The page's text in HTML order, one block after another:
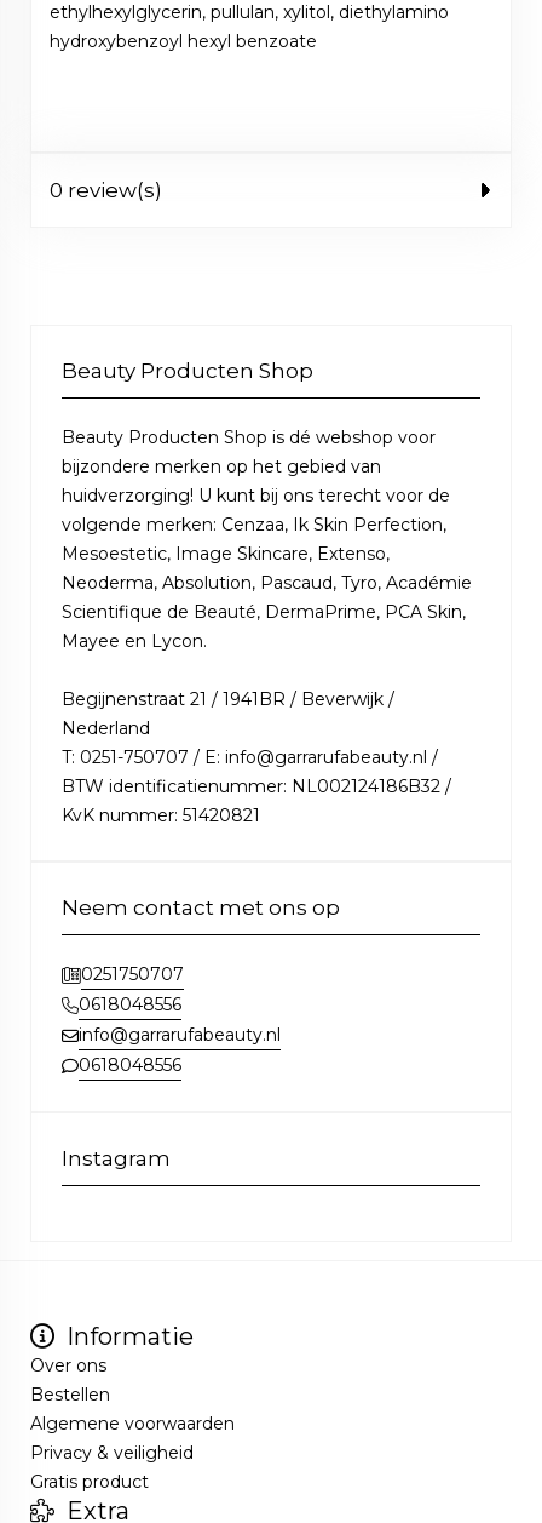
ethylhexylglycerin, pullulan, xylitol, diethylamino
hydroxybenzoyl hexyl benzoate
0 review(s)
Beauty Producten Shop
Beauty Producten Shop is dé webshop voor
bijzondere merken op het gebied van
huidverzorging! U kunt bij ons terecht voor de
volgende merken: Cenzaa, Ik Skin Perfection,
Mesoestetic, Image Skincare, Extenso,
Neoderma, Absolution, Pascaud, Tyro, Académie
Scientifique de Beauté, DermaPrime, PCA Skin,
Mayee en Lycon.
Begijnenstraat 21 / 1941BR / Beverwijk /
Nederland
T: 0251-750707 / E: info@garrarufabeauty.nl /
BTW identificatienummer: NL002124186B32 /
KvK nummer: 51420821
Neem contact met ons op
0251750707
0618048556
info@garrarufabeauty.nl
0618048556
Instagram
Informatie
Over ons
Bestellen
Algemene voorwaarden
Privacy & veiligheid
Gratis product
Extra